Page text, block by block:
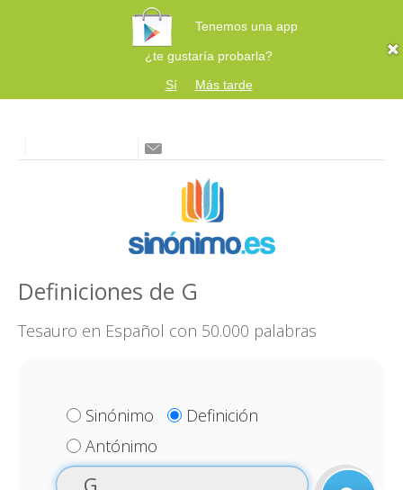
Tenemos una app
¿te gustaría probarla?
Sí
Más tarde
Definiciones de G
Tesauro en Español con 50.000 palabras
Sinónimo
Definición
Antónimo